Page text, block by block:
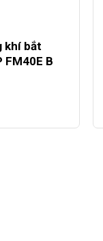
khí bắt
FM40E B